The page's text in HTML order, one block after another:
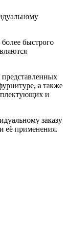
быстрого
представленных
а также
и
заказу
её применения.